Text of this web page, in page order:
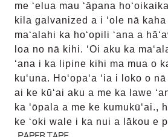
me ʻelua mau ʻāpana
kila galvanized a i ʻole nā
maʻalahi ka hoʻopili ʻana a
loa no nā kihi. ʻOi aku ka
ʻana i ka lipine kihi ma mua o
kuʻuna. Hoʻopaʻa ʻia i loko o
ai ke kūʻai aku a me ka lawe
ka ʻōpala a me ke kumukūʻai.,
ke ʻoki wale i ka nui a lākou e